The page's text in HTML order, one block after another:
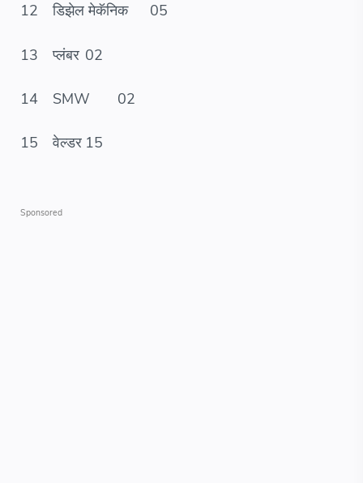
12 डिझेल मेकॅनिक 05
13 प्लंबर 02
14 SMW 02
15 वेल्डर 15